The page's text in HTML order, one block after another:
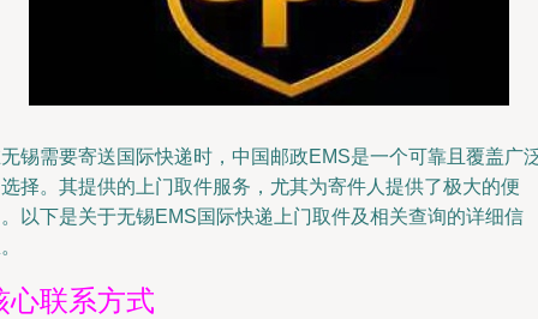
锡需要寄送国际快递时，中国邮政EMS是一个可靠且覆盖广
择。其提供的上门取件服务，尤其为寄件人提供了极大的便
以下是关于无锡EMS国际快递上门取件及相关查询的详细信
心联系方式